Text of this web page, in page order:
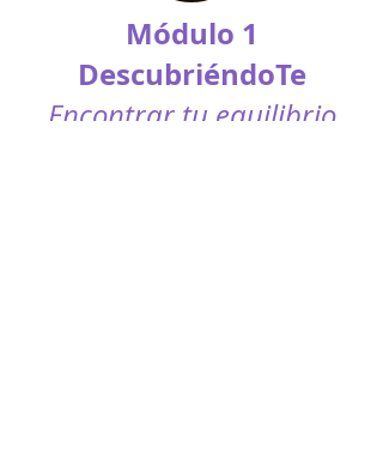
Módulo 1
DescubriéndoTe
Encontrar tu equilibrio